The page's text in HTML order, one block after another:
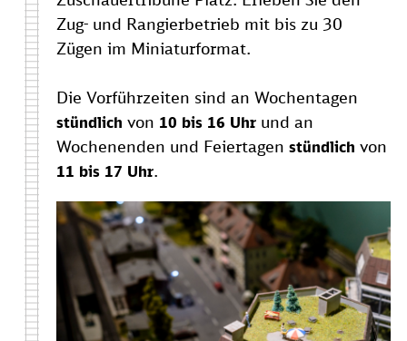
Zug- und Rangierbetrieb mit bis zu 30
Zügen im Miniaturformat.
Die Vorführzeiten sind an Wochentagen
stündlich von 10 bis 16 Uhr und an
Wochenenden und Feiertagen stündlich von
11 bis 17 Uhr.